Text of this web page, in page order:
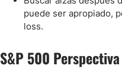
puede ser apropiado,
loss.
S&P 500